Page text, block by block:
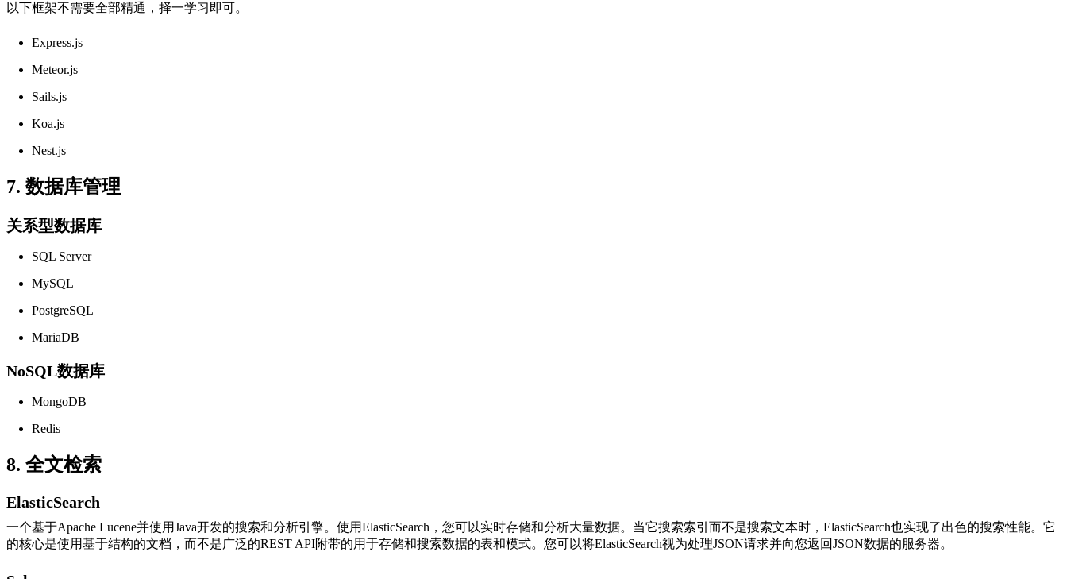
以下框架不需要全部精通，择一学习即可。
Express.js
Meteor.js
Sails.js
Koa.js
Nest.js
7. 数据库管理
关系型数据库
SQL Server
MySQL
PostgreSQL
MariaDB
NoSQL数据库
MongoDB
Redis
8. 全文检索
ElasticSearch
一个基于Apache Lucene并使用Java开发的搜索和分析引擎。使用ElasticSearch，您可以实时存储和分析大量数据。当它搜索索引而不是搜索文本时，ElasticSearch也实现了出色的搜索性能。它
的核心是使用基于结构的文档，而不是广泛的REST API附带的用于存储和搜索数据的表和模式。您可以将ElasticSearch视为处理JSON请求并向您返回JSON数据的服务器。